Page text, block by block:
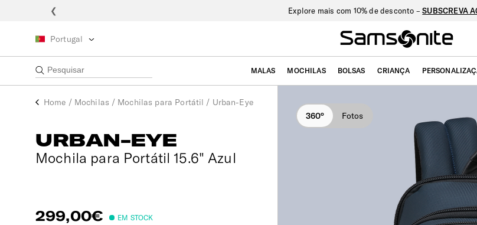
Explore mais com 10% de desconto –SUBSCREVA
❮
Portugal
MALAS MOCHILAS BOLSAS CRIANÇA
Home / Mochilas / Mochilas para Portátil / Urban-Eye
URBAN-EYE
Mochila para Portátil 15.6" Azul
299,00€ EM STOCK
360° Fotos